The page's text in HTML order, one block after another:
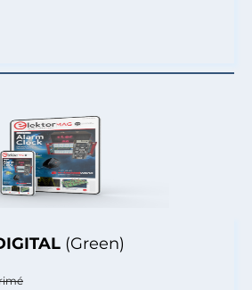
(Green)